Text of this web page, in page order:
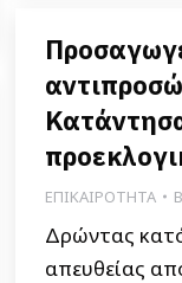
ΕΠΙΚΑΙΡΟΤΗΤΑ
Δρώντας
απευθείας